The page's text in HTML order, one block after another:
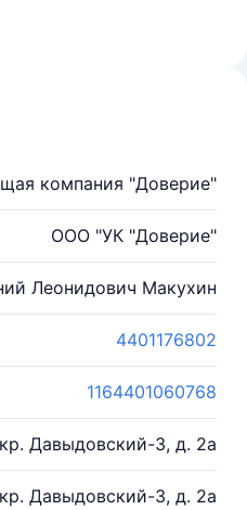
компания "Доверие"
ООО "УК "Доверие"
Леонидович Макухин
4401176802
1164401060768
Давыдовский-3, д. 2а
Давыдовский-3, д. 2а